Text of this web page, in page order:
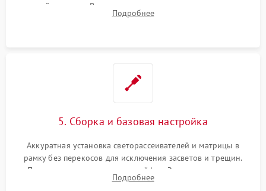
хрупкой матрицы. Восстановление поврежденных дорожек,
прошивка микросхем памяти EEPROM
Подробнее
5. Сборка и базовая настройка
Аккуратная установка светорассеивателей и матрицы в
рамку без перекосов для исключения засветов и трещин.
Подключение внутренних шлейфов. Закрытие корпуса.
Сброс настроек и обновление программного обеспечения.
Подробнее